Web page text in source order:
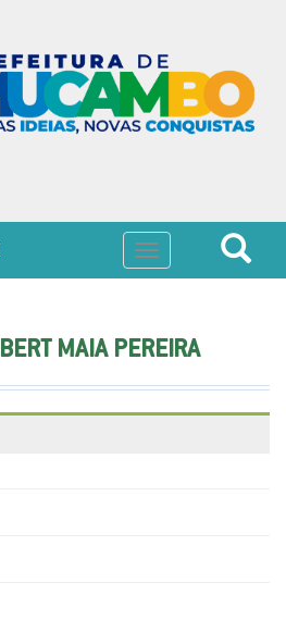
Toggle
navigation
MAIA PEREIRA